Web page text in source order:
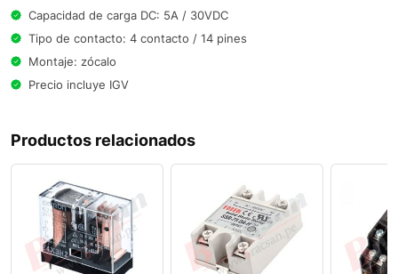
Capacidad de carga DC: 5A / 30VDC
Tipo de contacto: 4 contacto / 14 pines
Montaje: zócalo
Precio incluye IGV
Productos relacionados